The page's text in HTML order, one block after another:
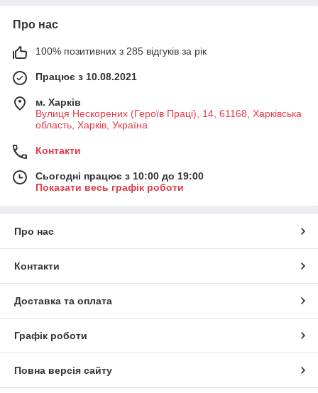
Про нас
100% позитивних з 285 відгуків за рік
Працює з 10.08.2021
м. Харків
Вулиця Нескорених (Героїв Праці), 14, 61168, Харківська
область, Харків, Україна
Контакти
Сьогодні працює з 10:00 до 19:00
Показати весь графік роботи
Про нас
Контакти
Доставка та оплата
Графік роботи
Повна версія сайту